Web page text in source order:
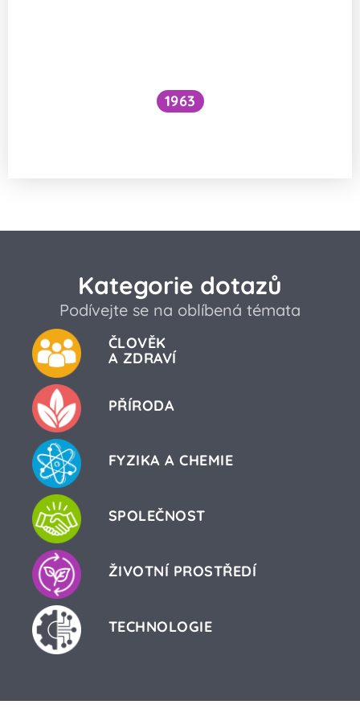
1963
Kategorie dotazů
Podívejte se na oblíbená témata
ČLOVĚK
A ZDRAVÍ
PŘÍRODA
FYZIKA A CHEMIE
SPOLEČNOST
ŽIVOTNÍ PROSTŘEDÍ
TECHNOLOGIE